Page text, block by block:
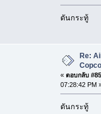
ดันกระทู้
Re:
Copco
« ตอบกลับ
07:28:42 PM
ดันกระทู้